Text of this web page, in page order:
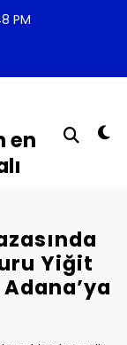
PM
en
Yiğit